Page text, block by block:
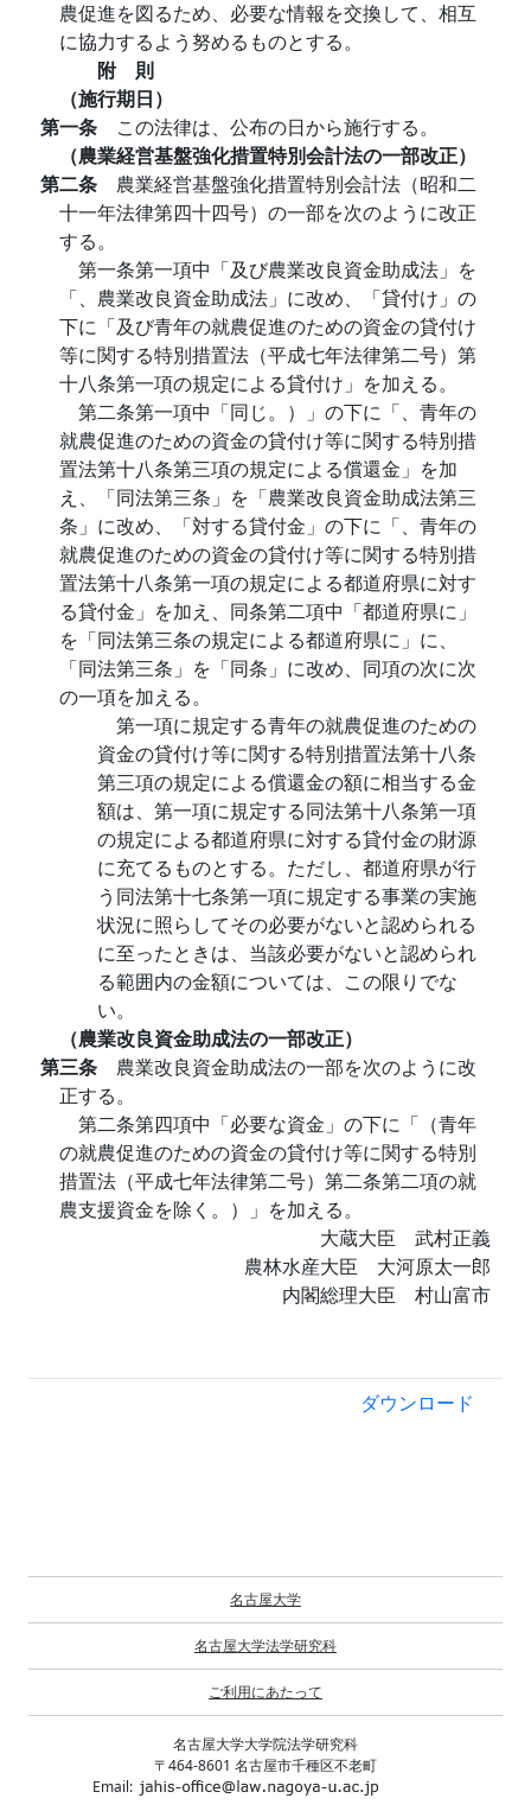
農促進を図るため、必要な情報を交換して、相互
に協力するよう努めるものとする。
附 則
（施行期日）
第一条 この法律は、公布の日から施行する。
（農業経営基盤強化措置特別会計法の一部改正）
第二条 農業経営基盤強化措置特別会計法（昭和二
十一年法律第四十四号）の一部を次のように改正
する。
第一条第一項中「及び農業改良資金助成法」を
「、農業改良資金助成法」に改め、「貸付け」の
下に「及び青年の就農促進のための資金の貸付け
等に関する特別措置法（平成七年法律第二号）第
十八条第一項の規定による貸付け」を加える。
第二条第一項中「同じ。）」の下に「、青年の
就農促進のための資金の貸付け等に関する特別措
置法第十八条第三項の規定による償還金」を加
え、「同法第三条」を「農業改良資金助成法第三
条」に改め、「対する貸付金」の下に「、青年の
就農促進のための資金の貸付け等に関する特別措
置法第十八条第一項の規定による都道府県に対す
る貸付金」を加え、同条第二項中「都道府県に」
を「同法第三条の規定による都道府県に」に、
「同法第三条」を「同条」に改め、同項の次に次
の一項を加える。
第一項に規定する青年の就農促進のための
資金の貸付け等に関する特別措置法第十八条
第三項の規定による償還金の額に相当する金
額は、第一項に規定する同法第十八条第一項
の規定による都道府県に対する貸付金の財源
に充てるものとする。ただし、都道府県が行
う同法第十七条第一項に規定する事業の実施
状況に照らしてその必要がないと認められる
に至ったときは、当該必要がないと認められ
る範囲内の金額については、この限りでな
い。
（農業改良資金助成法の一部改正）
第三条 農業改良資金助成法の一部を次のように改
正する。
第二条第四項中「必要な資金」の下に「（青年
の就農促進のための資金の貸付け等に関する特別
措置法（平成七年法律第二号）第二条第二項の就
農支援資金を除く。）」を加える。
大蔵大臣 武村正義
農林水産大臣 大河原太一郎
内閣総理大臣 村山富市
ダウンロード
名古屋大学
名古屋大学法学研究科
ご利用にあたって
名古屋大学大学院法学研究科
〒464-8601 名古屋市千種区不老町
Email: